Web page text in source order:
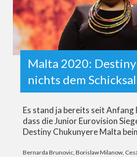
Malta 2020:
nichts dem Schicksal
Es stand ja bereits seit Anfang
dass die Junior Eurovision
Destiny Chukunyere Malta
Bernarda Brunovic, Borislaw Milanow,